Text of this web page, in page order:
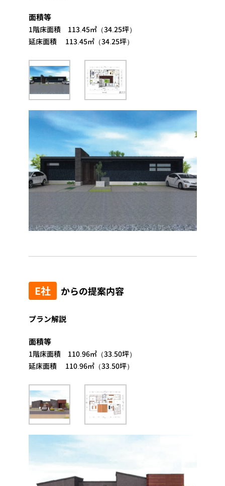
面積等
1階床面積 113.45㎡（34.25坪）
延床面積 113.45㎡（34.25坪）
E社 からの提案内容
プラン解説
面積等
1階床面積 110.96㎡（33.50坪）
延床面積 110.96㎡（33.50坪）